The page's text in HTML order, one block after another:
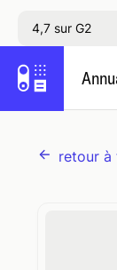
4,7 sur G2
retour à